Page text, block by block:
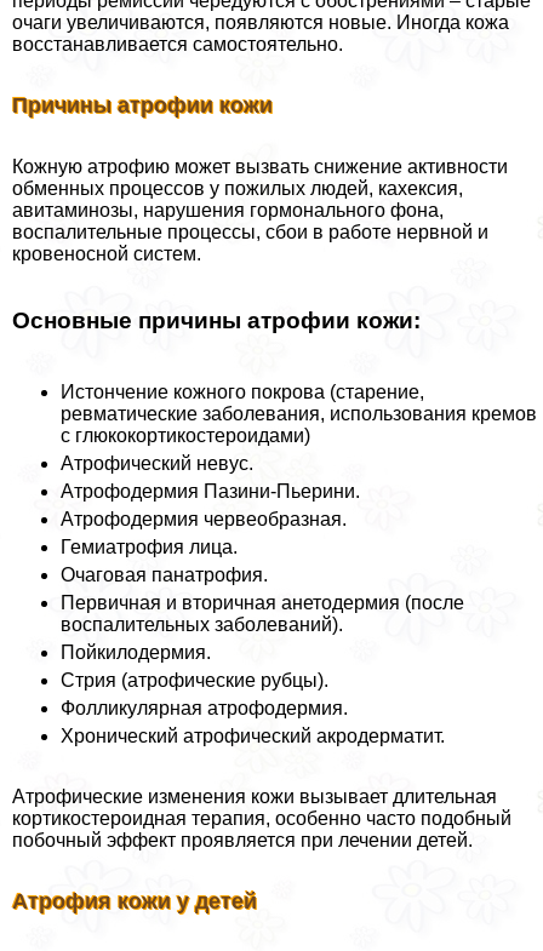
очаги увеличиваются, появляются новые. Иногда кожа
восстанавливается самостоятельно.
Причины атрофии кожи
Кожную атрофию может вызвать снижение активности
обменных процессов у пожилых людей, кахексия,
авитаминозы, нарушения гормонального фона,
воспалительные процессы, сбои в работе нервной и
кровеносной систем.
Основные причины атрофии кожи:
Истончение кожного покрова (старение,
ревматические заболевания, использования кремов
с глюкокортикостероидами)
Атрофический невус.
Атрофодермия Пазини-Пьерини.
Атрофодермия червеобразная.
Гемиатрофия лица.
Очаговая панатрофия.
Первичная и вторичная анетодермия (после
воспалительных заболеваний).
Пойкилодермия.
Стрия (атрофические рубцы).
Фолликулярная атрофодермия.
Хронический атрофический акродерматит.
Атрофические изменения кожи вызывает длительная
кортикостероидная терапия, особенно часто подобный
побочный эффект проявляется при лечении детей.
Атрофия кожи у детей